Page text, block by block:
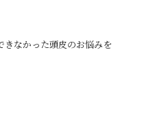
きなかった頭皮のお悩みを